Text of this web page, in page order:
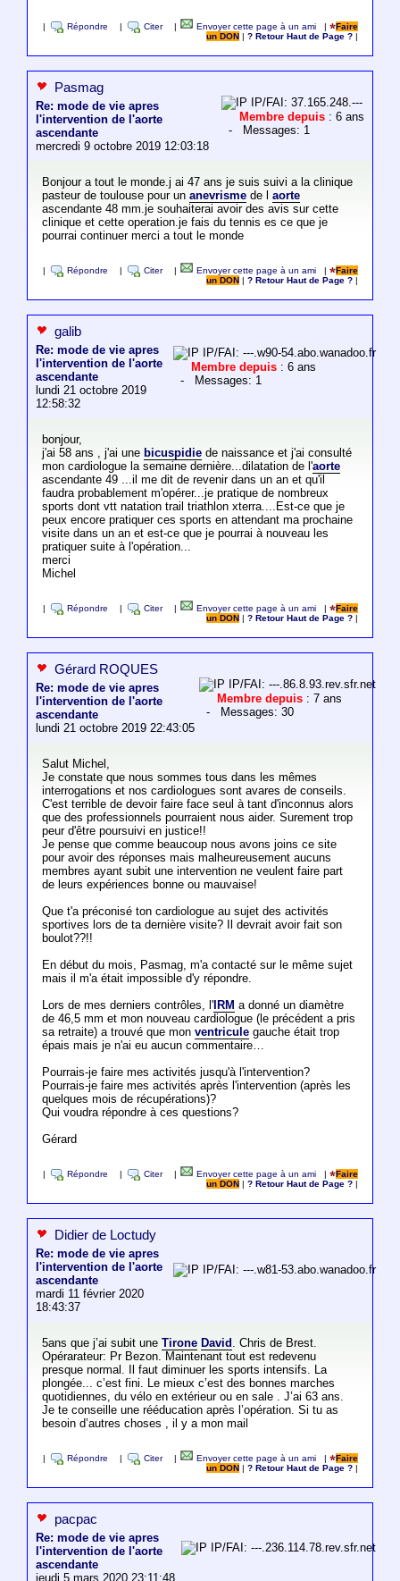
Répondre Citer Envoyer cette page à un ami |
Faire
un DON
|? Retour Haut de Page ?
Pasmag
Re: mode de vie apres
l'intervention de l'aorte
ascendante
mercredi 9 octobre 2019 12:03:18
IP/FAI: 37.165.248.---
Membre depuis : 6 ans
- Messages: 1
Bonjour a tout le monde.j ai 47 ans je suis suivi a la clinique
pasteur de toulouse pour un anevrismede l aorte
ascendante 48 mm.je souhaiterai avoir des avis sur cette
clinique et cette operation.je fais du tennis es ce que je
pourrai continuer merci a tout le monde
Répondre Citer Envoyer cette page à un ami |
Faire
un DON
|? Retour Haut de Page ?
galib
Re: mode de vie apres
l'intervention de l'aorte
ascendante
lundi 21 octobre 2019
12:58:32
IP/FAI: ---.w90-54.abo.wanadoo.fr
Membre depuis : 6 ans
- Messages: 1
bonjour,
j'ai 58 ans , j'ai une bicuspidiede naissance et j'ai consulté
mon cardiologue la semaine dernière...dilatation de l'aorte
ascendante 49 ...il me dit de revenir dans un an et qu'il
faudra probablement m'opérer...je pratique de nombreux
sports dont vtt natation trail triathlon xterra....Est-ce que je
peux encore pratiquer ces sports en attendant ma prochaine
visite dans un an et est-ce que je pourrai à nouveau les
pratiquer suite à l'opération...
merci
Michel
Répondre Citer Envoyer cette page à un ami |
Faire
un DON
|? Retour Haut de Page ?
Gérard ROQUES
Re: mode de vie apres
l'intervention de l'aorte
ascendante
lundi 21 octobre 2019 22:43:05
IP/FAI: ---.86.8.93.rev.sfr.net
Membre depuis : 7 ans
- Messages: 30
Salut Michel,
Je constate que nous sommes tous dans les mêmes
interrogations et nos cardiologues sont avares de conseils.
C'est terrible de devoir faire face seul à tant d'inconnus alors
que des professionnels pourraient nous aider. Surement trop
peur d'être poursuivi en justice!!
Je pense que comme beaucoup nous avons joins ce site
pour avoir des réponses mais malheureusement aucuns
membres ayant subit une intervention ne veulent faire part
de leurs expériences bonne ou mauvaise!
Que t'a préconisé ton cardiologue au sujet des activités
sportives lors de ta dernière visite? Il devrait avoir fait son
boulot??!!
En début du mois, Pasmag, m'a contacté sur le même sujet
mais il m'a était impossible d'y répondre.
Lors de mes derniers contrôles, l'IRM a donné un diamètre
de 46,5 mm et mon nouveau cardiologue (le précédent a pris
sa retraite) a trouvé que mon ventriculegauche était trop
épais mais je n'ai eu aucun commentaire…
Pourrais-je faire mes activités jusqu'à l'intervention?
Pourrais-je faire mes activités après l'intervention (après les
quelques mois de récupérations)?
Qui voudra répondre à ces questions?
Gérard
Répondre Citer Envoyer cette page à un ami |
Faire
un DON
|? Retour Haut de Page ?
Didier de Loctudy
Re: mode de vie apres
l'intervention de l'aorte
ascendante
mardi 11 février 2020
18:43:37
IP/FAI: ---.w81-53.abo.wanadoo.fr
5ans que j’ai subit une Tirone David . Chris de Brest.
Opérarateur: Pr Bezon. Maintenant tout est redevenu
presque normal. Il faut diminuer les sports intensifs. La
plongée... c’est fini. Le mieux c’est des bonnes marches
quotidiennes, du vélo en extérieur ou en sale . J’ai 63 ans.
Je te conseille une rééducation après l’opération. Si tu as
besoin d’autres choses , il y a mon mail
Répondre Citer Envoyer cette page à un ami |
Faire
un DON
|? Retour Haut de Page ?
pacpac
Re: mode de vie apres
l'intervention de l'aorte
ascendante
jeudi 5 mars 2020 23:11:48
IP/FAI: ---.236.114.78.rev.sfr.net